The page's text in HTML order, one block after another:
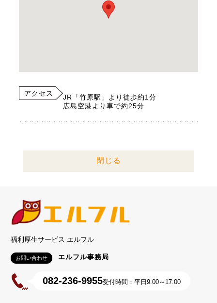
アクセス
JR「竹原駅」より徒歩約1分
広島空港より車で約25分
閉じる
福利厚生サービス エルフル
お問い合わせ エルフル事務局
082-236-9955受付時間：平日9:00～17:00